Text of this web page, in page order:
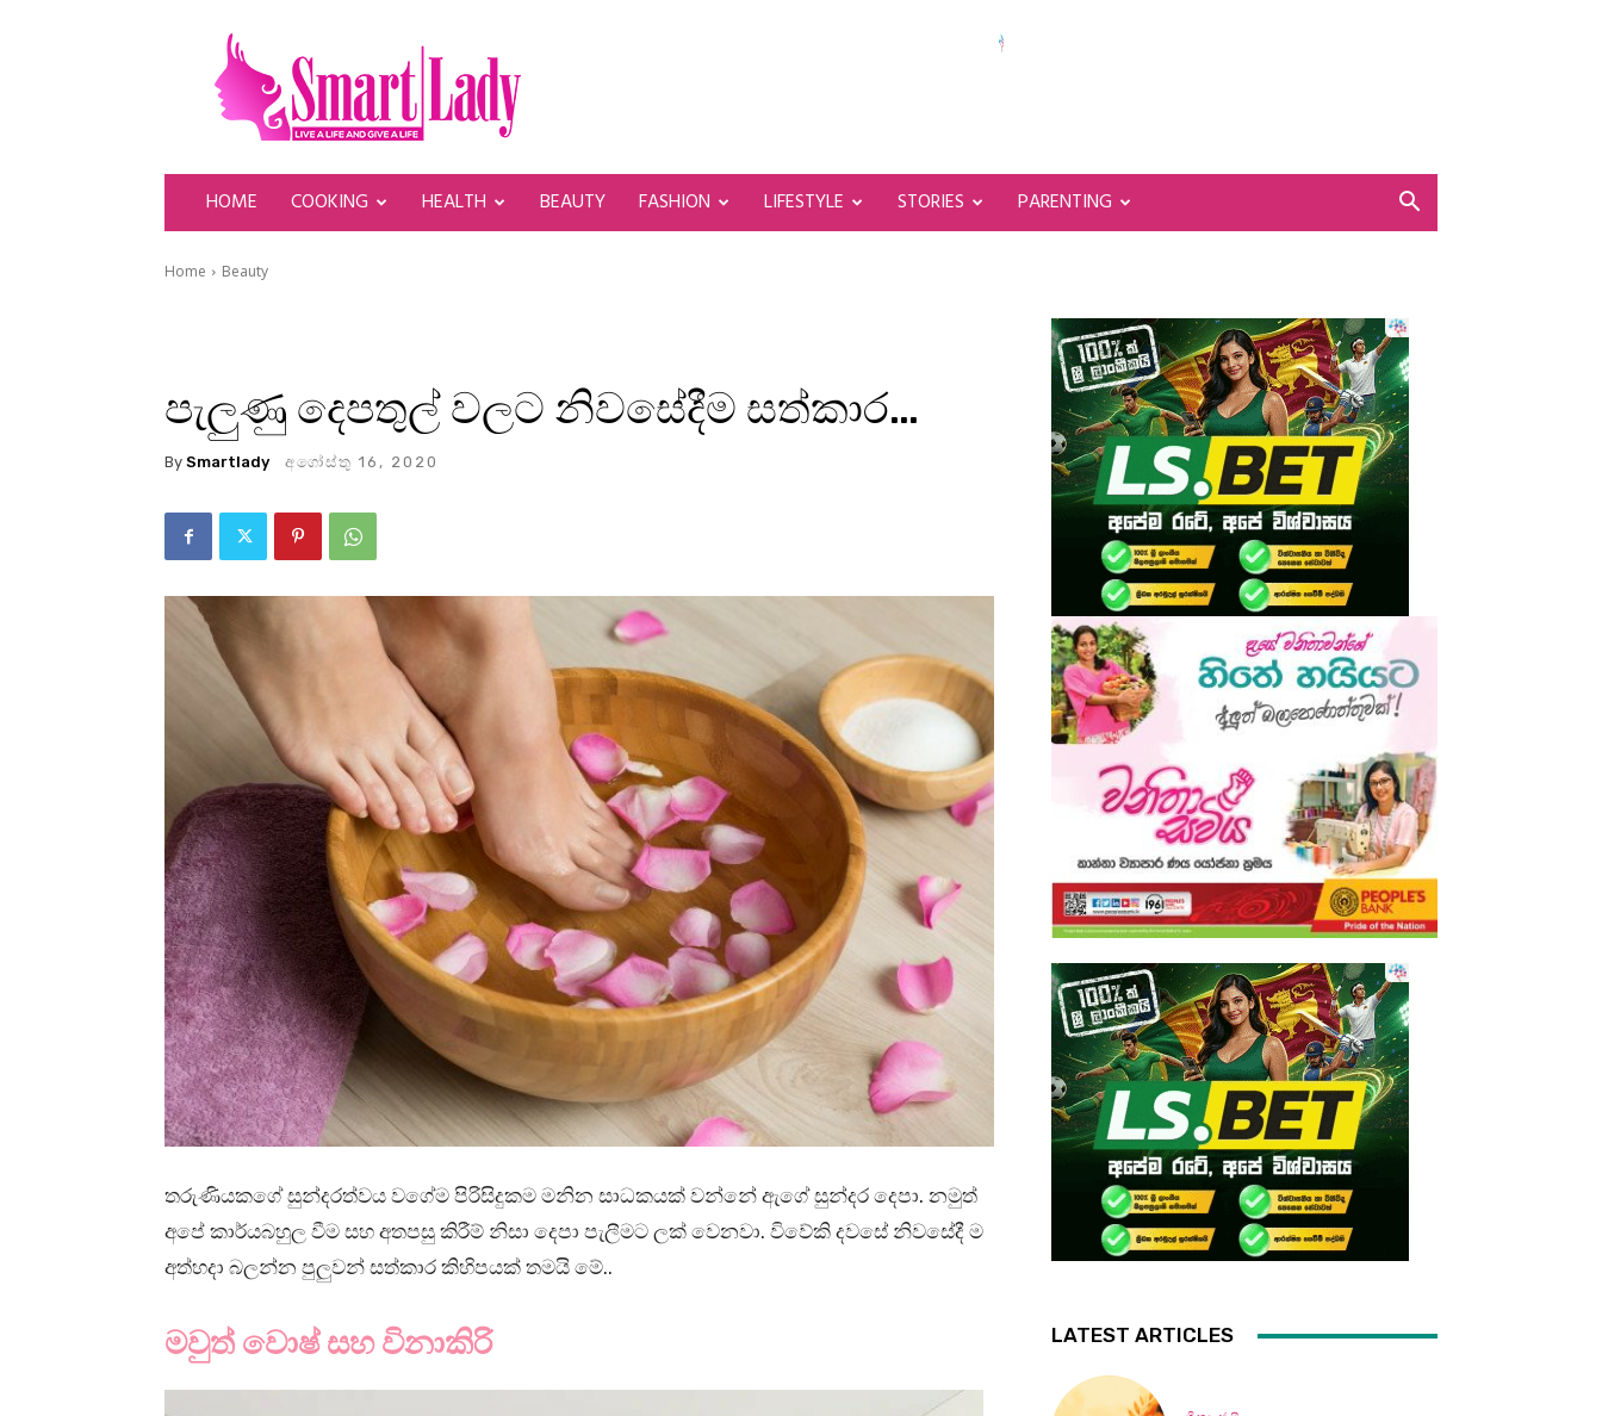
SmartLady
HOME COOKING HEALTH BEAUTY FASHION LIFESTYLE STORIES PARENTING
Home Beauty
පැලුණු දෙපතුල් වලට නිවසේදීම සත්කාර…
By Smartlady අගෝස්තු 16, 2020
තරුණියකගේ සුන්දරත්වය වගේම පිරිසිදුකම මනින සාධකයක් වන්නේ ඇගේ සුන්දර දෙපා. නමුත්
අපේ කාර්යබහුල වීම සහ අතපසු කිරීම් නිසා දෙපා පැලීමට ලක් වෙනවා. විවේකි දවසේ නිවසේදී ම
අත්හදා බලන්න පුලුවන් සත්කාර කිහිපයක් තමයි මේ..
මවුත් වොෂ් සහ විනාකිරි LATEST ARTICLES